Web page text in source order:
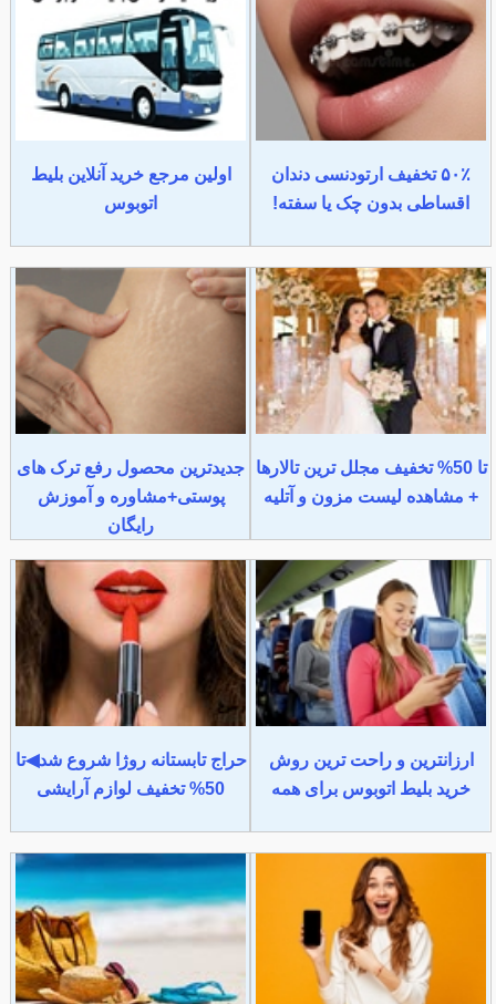
۵۰٪ تخفیف ارتودنسی دندان
اقساطی بدون چک یا سفته!
اولین مرجع خرید آنلاین بلیط
اتوبوس
تا 50% تخفیف مجلل ترین تالارها
+ مشاهده لیست مزون و آتلیه
جدیدترین محصول رفع ترک های
پوستی+مشاوره و آموزش
رایگان
ارزانترین و راحت ترین روش
خرید بلیط اتوبوس برای همه
حراج تابستانه روژا شروع شد◀تا
50% تخفیف لوازم آرایشی